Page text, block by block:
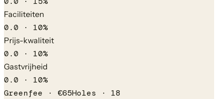
Faciliteiten
0.0 · 10%
Prijs-kwaliteit
0.0 · 10%
Gastvrijheid
0.0 · 10%
Greenfee · €65Holes · 18